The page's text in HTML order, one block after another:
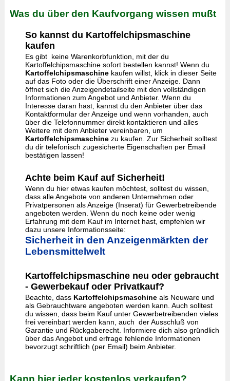
Was du über den Kaufvorgang wissen mußt
So kannst du Kartoffelchipsmaschine
kaufen
Es gibt keine Warenkorbfunktion, mit der du
Kartoffelchipsmaschine sofort bestellen kannst! Wenn du
Kartoffelchipsmaschinekaufen willst, klick in dieser Seite
auf das Foto oder die Überschrift einer Anzeige. Dann
öffnet sich die Anzeigendetailseite mit den vollständigen
Informationen zum Angebot und Anbieter. Wenn du
Interesse daran hast, kannst du den Anbieter über das
Kontaktformular der Anzeige und wenn vorhanden, auch
über die Telefonnummer direkt kontaktieren und alles
Weitere mit dem Anbieter vereinbaren, um
Kartoffelchipsmaschinezu kaufen. Zur Sicherheit solltest
du dir telefonisch zugesicherte Eigenschaften per Email
bestätigen lassen!
Achte beim Kauf auf Sicherheit!
Wenn du hier etwas kaufen möchtest, solltest du wissen,
dass alle Angebote von anderen Unternehmen oder
Privatpersonen als Anzeige (Inserat) für Gewerbetreibende
angeboten werden. Wenn du noch keine oder wenig
Erfahrung mit dem Kauf im Internet hast, empfehlen wir
dazu unsere Informationsseite:
Sicherheit in den Anzeigenmärkten der
Lebensmittelwelt
Kartoffelchipsmaschine neu oder gebraucht
- Gewerbekauf oder Privatkauf?
Beachte, dass Kartoffelchipsmaschineals Neuware und
als Gebrauchtware angeboten werden kann. Auch solltest
du wissen, dass beim Kauf unter Gewerbetreibenden vieles
frei vereinbart werden kann, auch der Ausschluß von
Garantie und Rückgaberecht. Informiere dich also gründlich
über das Angebot und erfrage fehlende Informationen
bevorzugt schriftlich (per Email) beim Anbieter.
Kann hier jeder kostenlos verkaufen?